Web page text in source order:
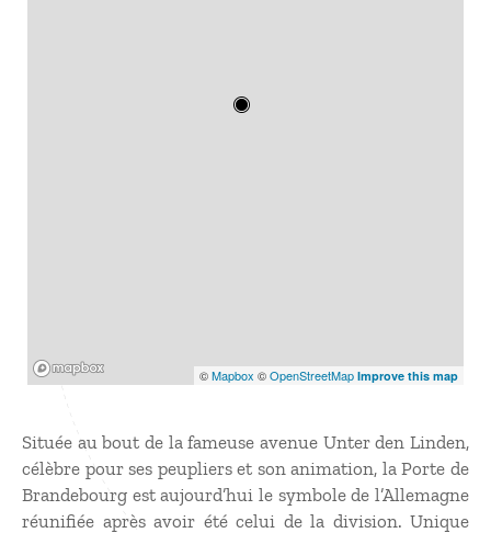
©Mapbox ©OpenStreetMap Improve this map
Située au bout de la fameuse avenue Unter den Linden,
célèbre pour ses peupliers et son animation, la Porte de
Brandebourg est aujourd’hui le symbole de l’Allemagne
réunifiée après avoir été celui de la division. Unique